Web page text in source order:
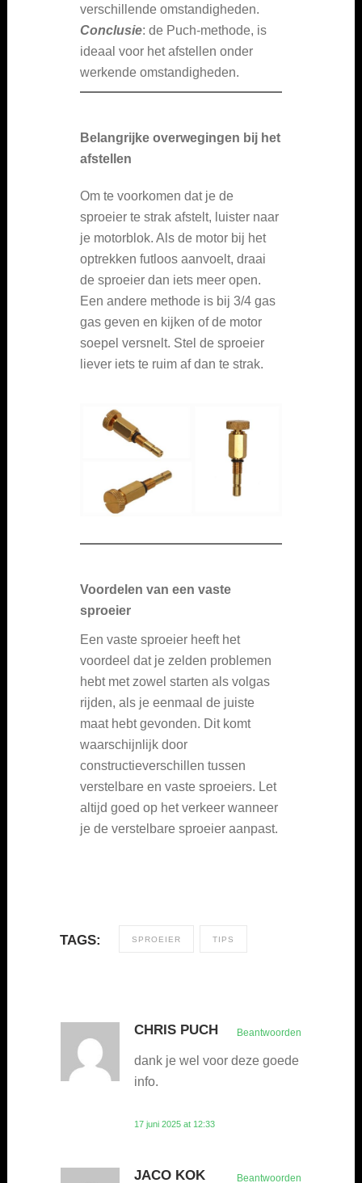
verschillende omstandigheden.
Conclusie: de Puch-methode, is
ideaal voor het afstellen onder
werkende omstandigheden.
Belangrijke overwegingen bij het
afstellen
Om te voorkomen dat je de
sproeier te strak afstelt, luister naar
je motorblok. Als de motor bij het
optrekken futloos aanvoelt, draai
de sproeier dan iets meer open.
Een andere methode is bij 3/4 gas
gas geven en kijken of de motor
soepel versnelt. Stel de sproeier
liever iets te ruim af dan te strak.
Voordelen van een vaste
sproeier
Een vaste sproeier heeft het
voordeel dat je zelden problemen
hebt met zowel starten als volgas
rijden, als je eenmaal de juiste
maat hebt gevonden. Dit komt
waarschijnlijk door
constructieverschillen tussen
verstelbare en vaste sproeiers. Let
altijd goed op het verkeer wanneer
je de verstelbare sproeier aanpast.
TAGS: SPROEIER TIPS
CHRIS PUCH Beantwoorden
dank je wel voor deze goede
info.
17 juni 2025 at 12:33
JACO KOK Beantwoorden